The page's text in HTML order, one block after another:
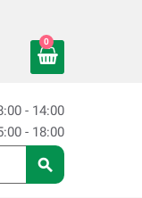
0
- 14:00
- 18:00
